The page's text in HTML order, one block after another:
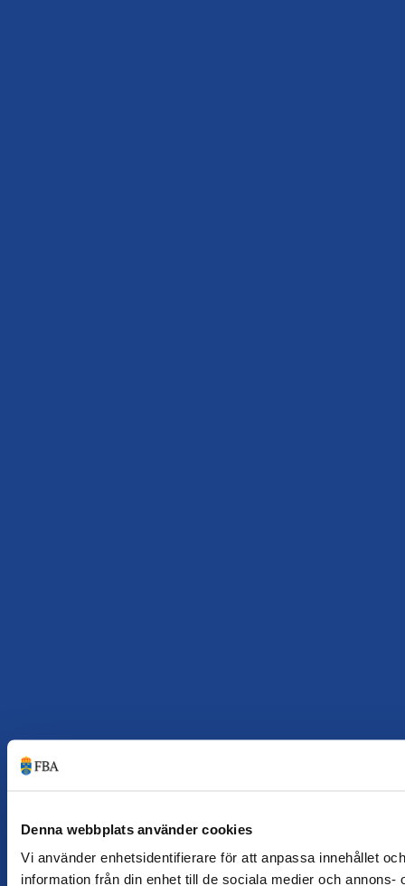
Denna webbplats använder cookies
Vi använder enhetsidentifierare för att anpassa innehållet
information från din enhet till de sociala medier och